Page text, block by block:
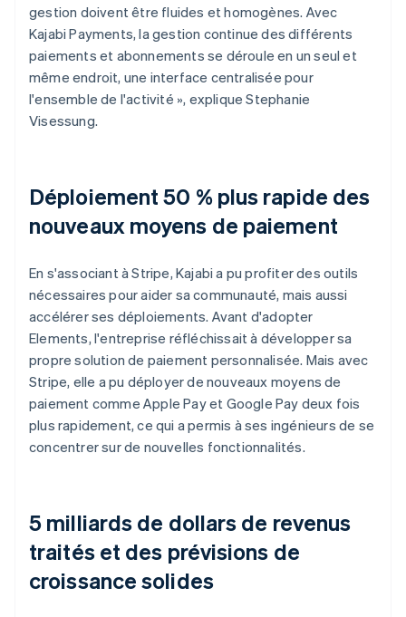
gestion doivent être fluides et homogènes. Avec
Kajabi Payments, la gestion continue des différents
paiements et abonnements se déroule en un seul et
même endroit, une interface centralisée pour
l'ensemble de l'activité », explique Stephanie
Visessung.
Déploiement 50 % plus rapide des
nouveaux moyens de paiement
En s'associant à Stripe, Kajabi a pu profiter des outils
nécessaires pour aider sa communauté, mais aussi
accélérer ses déploiements. Avant d'adopter
Elements, l'entreprise réfléchissait à développer sa
propre solution de paiement personnalisée. Mais avec
Stripe, elle a pu déployer de nouveaux moyens de
paiement comme Apple Pay et Google Pay deux fois
plus rapidement, ce qui a permis à ses ingénieurs de se
concentrer sur de nouvelles fonctionnalités.
5 milliards de dollars de revenus
traités et des prévisions de
croissance solides